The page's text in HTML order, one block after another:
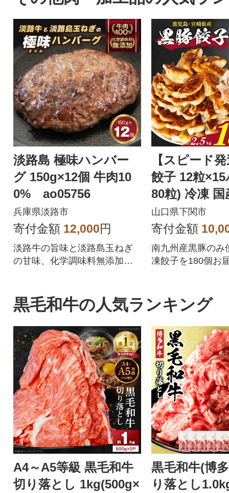
淡路島 極味ハンバー
グ 150g×12個 牛肉10
0% ao05756
兵庫県淡路市
寄付金額 12,000円
淡路牛の旨味と淡路島玉ねぎ
の甘味、化学調味料無添加の
【スピード
餃子 12粒
80粒) 冷凍 国
あり IB051
山口県下関市
寄付金額
南九州産黒豚のみ
凍餃子を180個お
黒豚餃子を、是非
楽しみ下さい!!
黒毛和牛の人気ランキング
A4～A5等級 黒毛和牛
切り落とし 1kg(500g×
黒毛和牛(博
り落とし